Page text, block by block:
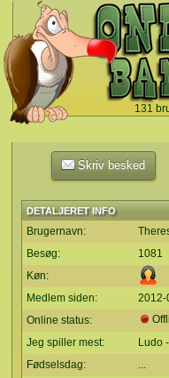
131
`
Skriv besked
DETALJERET INFO
Brugernavn:
Besøg:
1081
Køn:
Medlem siden:
2012-
Online status:
Jeg spiller mest:
Ludo
Fødselsdag:
...